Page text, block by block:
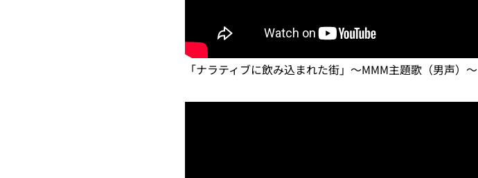
「ナラティブに飲み込まれた街」〜MMM主題歌（男声）〜